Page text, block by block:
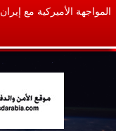
المواجهة الأميركية مع